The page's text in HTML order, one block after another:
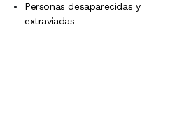
Personas desaparecidas y
extraviadas